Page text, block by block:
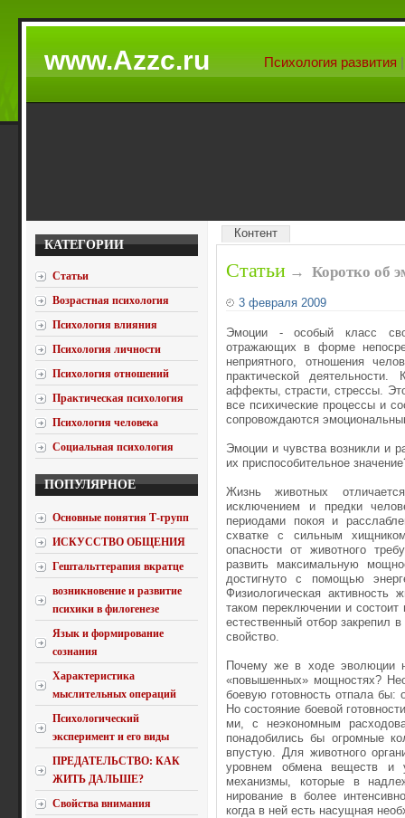
www.Azzc.ru Психология развития
КАТЕГОРИИ
Статьи
Возрастная психология
Психология влияния
Психология личности
Психология отношений
Практическая психология
Психология человека
Социальная психология
ПОПУЛЯРНОЕ
Основные понятия Т-групп
ИСКУССТВО ОБЩЕНИЯ
Гештальттерапия вкратце
возникновение и развитие
психики в филогенезе
Язык и формирование
сознания
Характеристика
мыслительных операций
Психологический
эксперимент и его виды
ПРЕДАТЕЛЬСТВО: КАК
ЖИТЬ ДАЛЬШЕ?
Свойства внимания
Контент
Статьи → Коротко об
3 февраля 2009
Эмоции - особый класс
отражающих в форме
неприятного, отношения
практической
аффекты, страсти, стрессы.
все психи­ческие процессы и
сопровождаются
Эмоции и чувства возникли и
их приспособительное
Жизнь животных
исключением и предки
периодами покоя и
схватке с сильным
опасности от животного
развить максимальную
достигнуто с помощью
Физиологи­ческая
таком переключении и
естествен­ный отбор закрепил
свойство.
Почему же в ходе эволюции
«повышенных» мощностях?
боевую готовность отпала бы:
Но состояние боевой
ми, с неэкономным
понадобились бы огромные
впустую. Для животного
уровнем обмена веществ и
механизмы, которые в
нирование в более
когда в ней есть насущная